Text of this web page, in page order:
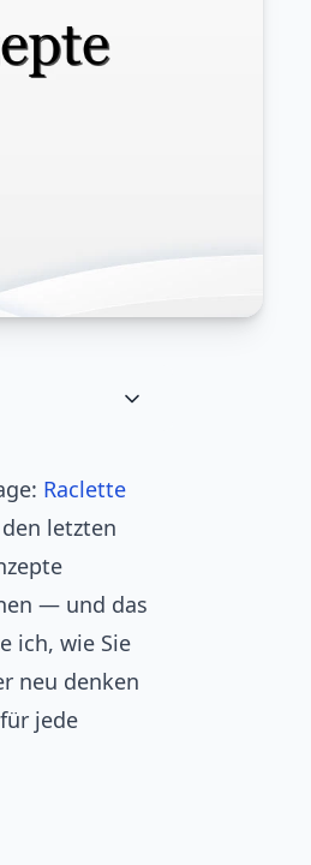
Raclette
letzten
— und das
ich, wie Sie
neu denken
jede